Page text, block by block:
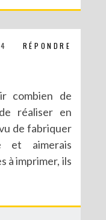
RÉPONDRE
combien de
réaliser en
de fabriquer
et aimerais
à imprimer, ils